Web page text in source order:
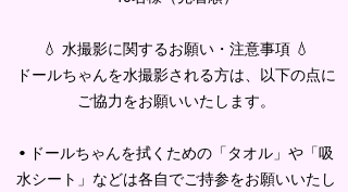
💧 水撮影に関するお願い・注意事項 💧
ドールちゃんを水撮影される方は、以下の点に
ご協力をお願いいたします。
• ドールちゃんを拭くための「タオル」や「吸
水シート」などは各自でご持参をお願いいたし